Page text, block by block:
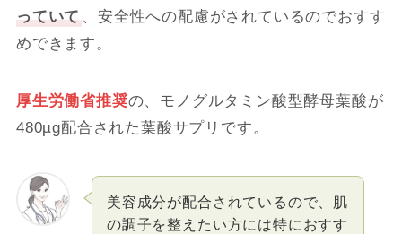
っていて 、安全性への配慮がされているのでおすす
めできます。
厚生労働省推奨の、モノグルタミン酸型酵母葉酸が
480µg配合された葉酸サプリです。
美容成分が配合されているので、肌
の調子を整えたい方には特におすす